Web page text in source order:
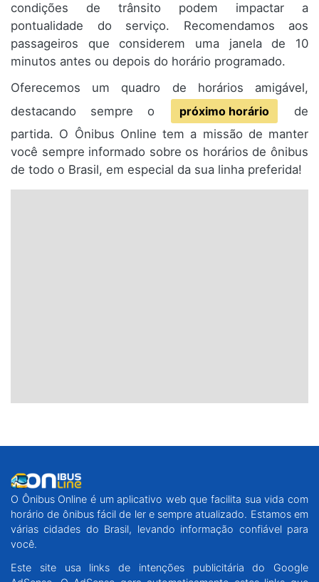
condições de trânsito podem impactar a
pontualidade do serviço. Recomendamos aos
passageiros que considerem uma janela de 10
minutos antes ou depois do horário programado.
Oferecemos um quadro de horários amigável,
destacando sempre o
próximo horário
de
partida. O Ônibus Online tem a missão de manter
você sempre informado sobre os horários de ônibus
de todo o Brasil, em especial da sua linha preferida!
O Ônibus Online é um aplicativo web que facilita sua vida com
horário de ônibus fácil de ler e sempre atualizado. Estamos em
várias cidades do Brasil, levando informação confiável para
você.
Este site usa links de intenções publicitária do Google